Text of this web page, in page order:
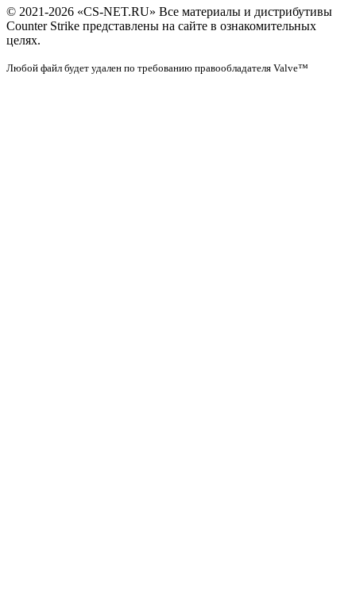
© 2021-2026 «CS-NET.RU» Все материалы и дистрибутивы
Counter Strike представлены на сайте в ознакомительных
целях.
Любой файл будет удален по требованию правообладателя Valve™